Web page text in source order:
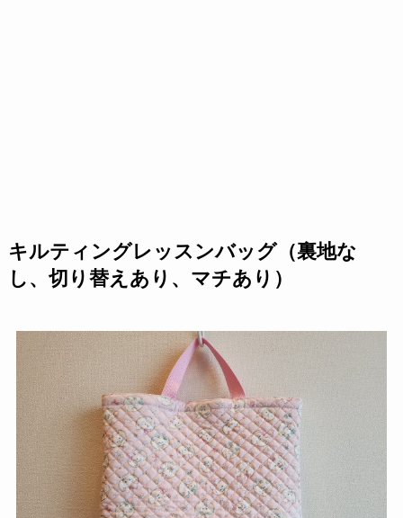
キルティングレッスンバッグ（裏地な
し、切り替えあり、マチあり）